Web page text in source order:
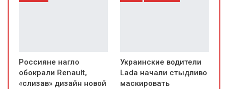
Россияне нагло
обокрали Renault,
«слизав» дизайн новой
Украинские водители
Lada начали стыдливо
маскировать